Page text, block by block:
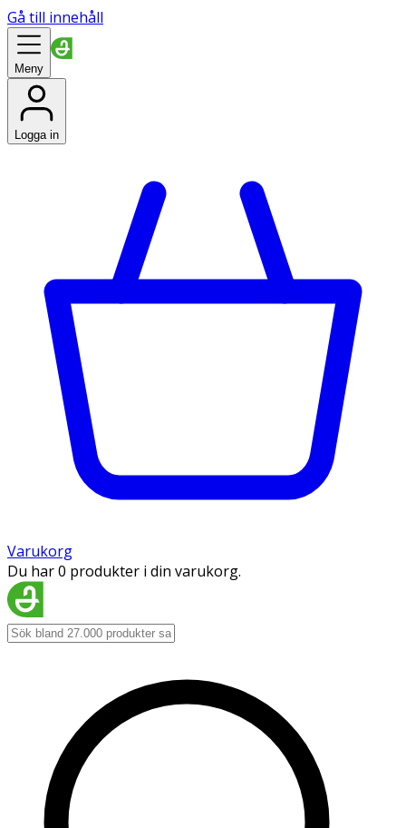
Gå till innehåll
Meny
Logga in
Varukorg
Du har 0 produkter i din varukorg.